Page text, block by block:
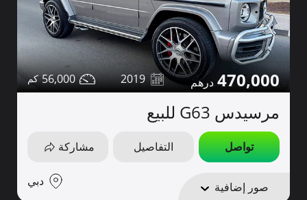
470,000
2019
56,000
مرسيدس G63 للبيع
تواصل التفاصيل مشاركة
صور إضافية دبي